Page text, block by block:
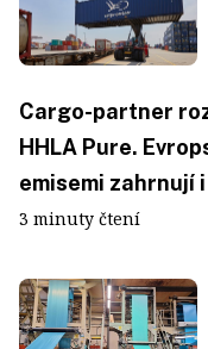
Cargo-partner
HHLA Pure.
emisemi zahrnují
3 minuty čtení